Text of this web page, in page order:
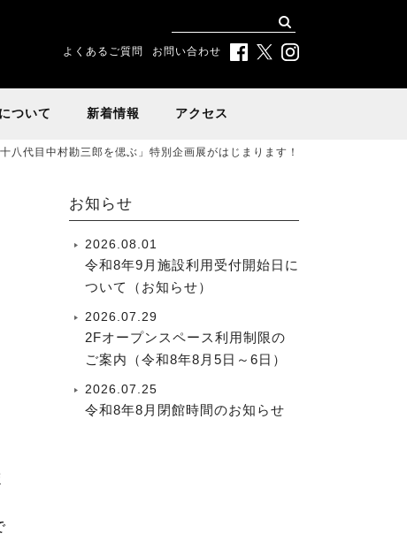
よくあるご質問 お問い合わせ
ついて 新着情報 アクセス
十八代目中村勘三郎を偲ぶ」特別企画展がはじまります！
お知らせ
2026.08.01
令和8年9月施設利用受付開始日に
ついて（お知らせ）
2026.07.29
2Fオープンスペース利用制限の
ご案内（令和8年8月5日～6日）
2026.07.25
令和8年8月閉館時間のお知らせ